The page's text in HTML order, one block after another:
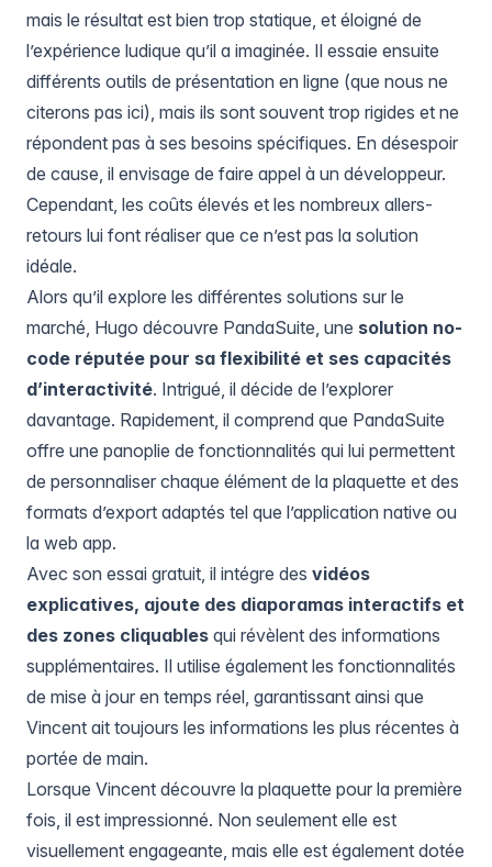
mais le résultat est bien trop statique, et éloigné de
l’expérience ludique qu’il a imaginée. Il essaie ensuite
différents outils de présentation en ligne (que nous ne
citerons pas ici), mais ils sont souvent trop rigides et ne
répondent pas à ses besoins spécifiques. En désespoir
de cause, il envisage de faire appel à un développeur.
Cependant, les coûts élevés et les nombreux allers-
retours lui font réaliser que ce n’est pas la solution
idéale.
Alors qu’il explore les différentes solutions sur le
marché, Hugo découvre PandaSuite , une solution no-
code réputée pour sa flexibilité et ses capacités
d’interactivité. Intrigué, il décide de l’explorer
davantage. Rapidement, il comprend que PandaSuite
offre une panoplie de fonctionnalités qui lui permettent
de personnaliser chaque élément de la plaquette et des
formats d’export adaptés tel que l’application native ou
la web app.
Avec son essai gratuit, il intégre des vidéos
explicatives, ajoute des diaporamas interactifs et
des zones cliquables qui révèlent des informations
supplémentaires. Il utilise également les fonctionnalités
de mise à jour en temps réel, garantissant ainsi que
Vincent ait toujours les informations les plus récentes à
portée de main.
Lorsque Vincent découvre la plaquette pour la première
fois, il est impressionné. Non seulement elle est
visuellement engageante, mais elle est également dotée